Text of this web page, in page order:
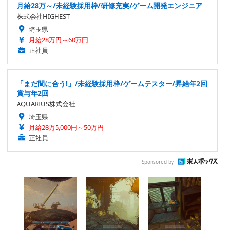
月給28万～/未経験採用枠/研修充実/ゲーム開発エンジニア
株式会社HIGHEST
埼玉県
月給28万円～60万円
正社員
「まだ間に合う!」/未経験採用枠/ゲームテスター/昇給年2回
賞与年2回
AQUARIUS株式会社
埼玉県
月給28万5,000円～50万円
正社員
Sponsored by